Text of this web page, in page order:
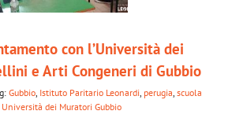
con l’Università dei
e Arti Congeneri di Gubbio
Gubbio Istituto Paritario Leonardi perugia scuola
Università dei Muratori Gubbio